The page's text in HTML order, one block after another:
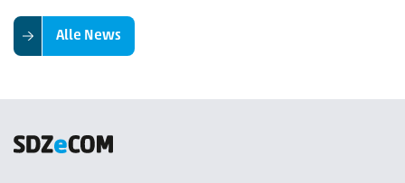
Alle News